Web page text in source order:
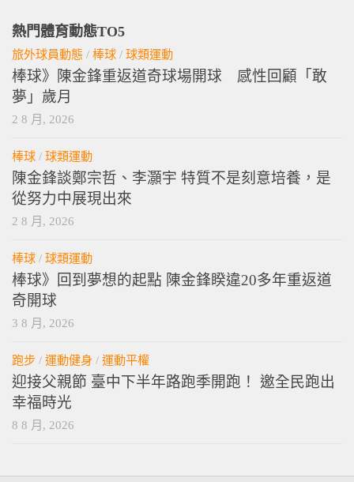
熱門體育動態TO5
旅外球員動態 / 棒球 / 球類運動
棒球》陳金鋒重返道奇球場開球 感性回顧「敢
夢」歲月
2 8 月, 2026
棒球 / 球類運動
陳金鋒談鄭宗哲、李灝宇 特質不是刻意培養，是
從努力中展現出來
2 8 月, 2026
棒球 / 球類運動
棒球》回到夢想的起點 陳金鋒睽違20多年重返道
奇開球
3 8 月, 2026
跑步 / 運動健身 / 運動平權
迎接父親節 臺中下半年路跑季開跑！ 邀全民跑出
幸福時光
8 8 月, 2026